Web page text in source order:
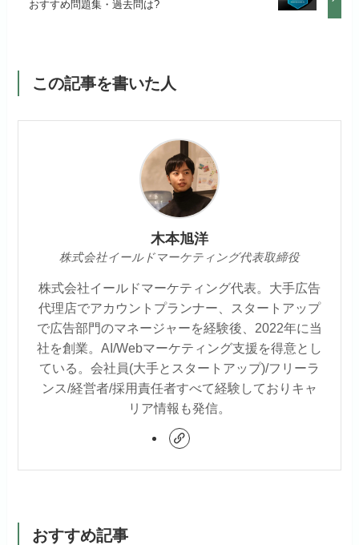
おすすめ問題集・過去問は?
この記事を書いた人
木本旭洋
株式会社イールドマーケティング代表取締役
株式会社イールドマーケティング代表。大手広告
代理店でアカウントプランナー、スタートアップ
で広告部門のマネージャーを経験後、2022年に当
社を創業。AI/Webマーケティング支援を得意とし
ている。会社員(大手とスタートアップ)/フリーラ
ンス/経営者/採用責任者すべて経験しておりキャ
リア情報も発信。
おすすめ記事